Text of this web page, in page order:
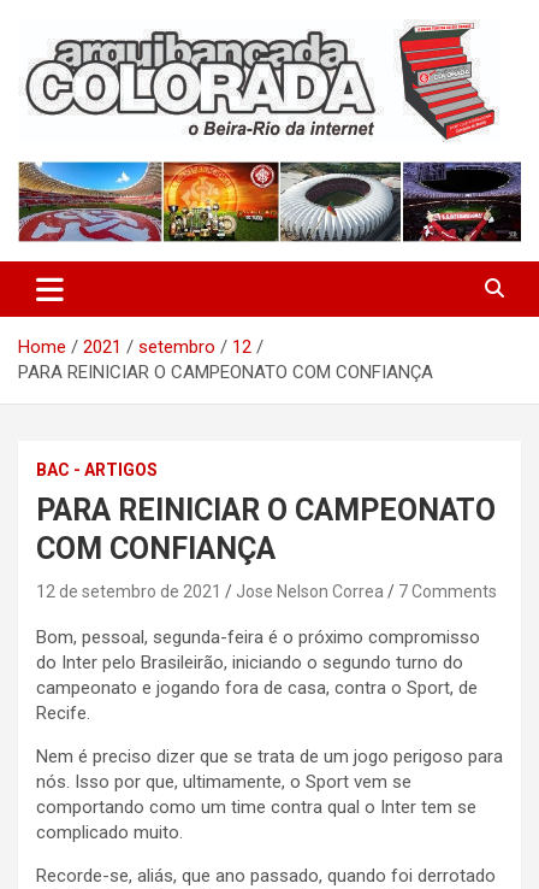
content
Arquibancada Colorada
Home 2021 setembro
12
PARA REINICIAR O CAMPEONATO COM CONFIANÇA
BAC - ARTIGOS
PARA REINICIAR O CAMPEONATO
COM CONFIANÇA
12 de setembro de 2021 Jose Nelson Correa 7 Comments
Bom, pessoal, segunda-feira é o próximo compromisso
do Inter pelo Brasileirão, iniciando o segundo turno do
campeonato e jogando fora de casa, contra o Sport, de
Recife.
Nem é preciso dizer que se trata de um jogo perigoso para
nós. Isso por que, ultimamente, o Sport vem se
comportando como um time contra qual o Inter tem se
complicado muito.
Recorde-se, aliás, que ano passado, quando foi derrotado